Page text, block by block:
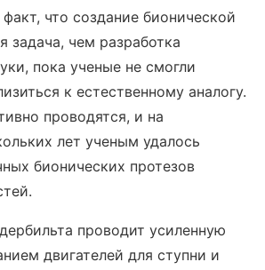
что создание бионической
задача, чем разработка
пока ученые не смогли
к естественному аналогу.
проводятся, и на
лет ученым удалось
бионических протезов
проводит усиленную
двигателей для ступни и